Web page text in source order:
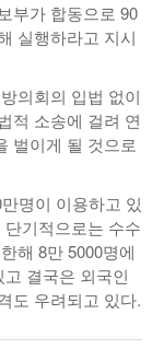
부가 합동으로 90
실행하라고 지시
의회의 입법 없이
적 소송에 걸려 연
벌이게 될 것으로
명이 이용하고 있
기적으로는 수수
해 8만 5000명에
결국은 외국인
도 우려되고 있다.